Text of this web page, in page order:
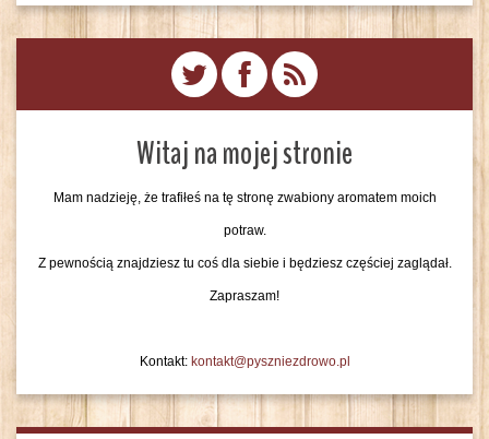
Witaj na mojej stronie
Mam nadzieję, że trafiłeś na tę stronę zwabiony aromatem moich
potraw.
Z pewnością znajdziesz tu coś dla siebie i będziesz częściej zaglądał.
Zapraszam!
Kontakt: kontakt@pyszniezdrowo.pl